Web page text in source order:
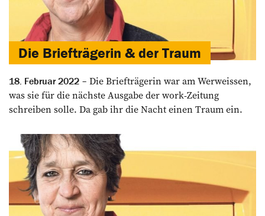
Die Briefträgerin & der Traum
18. Februar 2022
Die Briefträgerin war am ­Werweissen,
was sie für die nächste Ausgabe der work-Zeitung
schreiben solle. Da gab ihr die Nacht einen Traum ein.